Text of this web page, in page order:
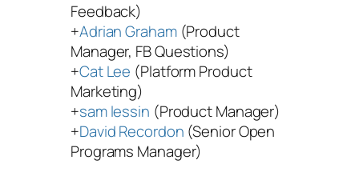
Feedback)
+Adrian Graham(Product
Manager, FB Questions)
+Cat Lee (Platform Product
Marketing)
+sam lessin (Product Manager)
+David Recordon (Senior Open
Programs Manager)